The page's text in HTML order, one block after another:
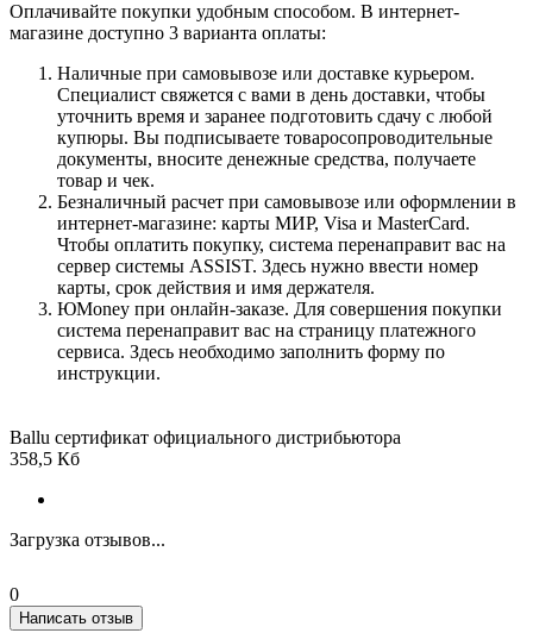
Оплачивайте покупки удобным способом. В интернет-
магазине доступно 3 варианта оплаты:
Наличные при самовывозе или доставке курьером.
Специалист свяжется с вами в день доставки, чтобы
уточнить время и заранее подготовить сдачу с любой
купюры. Вы подписываете товаросопроводительные
документы, вносите денежные средства, получаете
товар и чек.
Безналичный расчет при самовывозе или оформлении в
интернет-магазине: карты МИР, Visa и MasterCard.
Чтобы оплатить покупку, система перенаправит вас на
сервер системы ASSIST. Здесь нужно ввести номер
карты, срок действия и имя держателя.
ЮMoney при онлайн-заказе. Для совершения покупки
система перенаправит вас на страницу платежного
сервиса. Здесь необходимо заполнить форму по
инструкции.
Ballu сертификат официального дистрибьютора
358,5 Кб
Загрузка отзывов...
0
Написать отзыв